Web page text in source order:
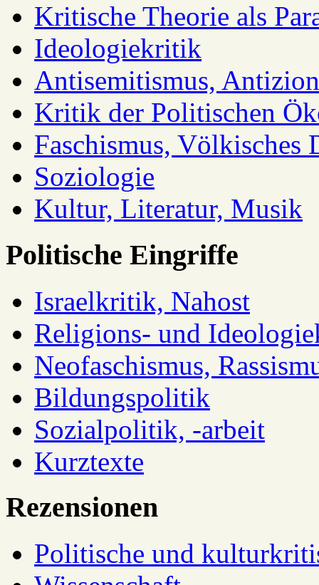
Kritische Theorie als
Ideologiekritik
Antisemitismus,
Kritik der Politischen
Faschismus, Völkisches
Soziologie
Kultur, Literatur, Musik
Politische Eingriffe
Israelkritik, Nahost
Religions- und
Neofaschismus,
Bildungspolitik
Sozialpolitik, -arbeit
Kurztexte
Rezensionen
Politische und